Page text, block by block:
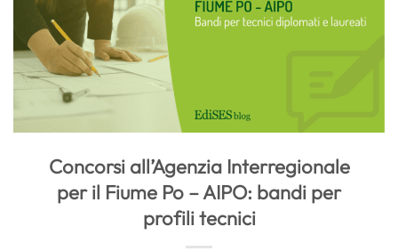
Concorsi all’Agenzia Interregionale
per il Fiume Po – AIPO: bandi per
profili tecnici